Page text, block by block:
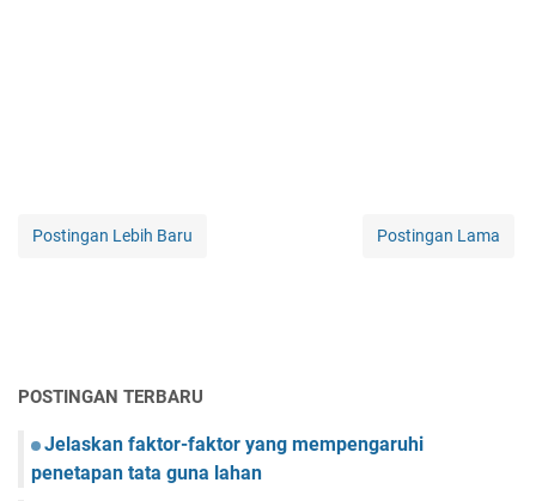
Postingan Lebih Baru Postingan Lama
POSTINGAN TERBARU
Jelaskan faktor-faktor yang mempengaruhi
penetapan tata guna lahan